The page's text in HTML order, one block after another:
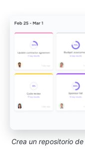
Crea un repositorio